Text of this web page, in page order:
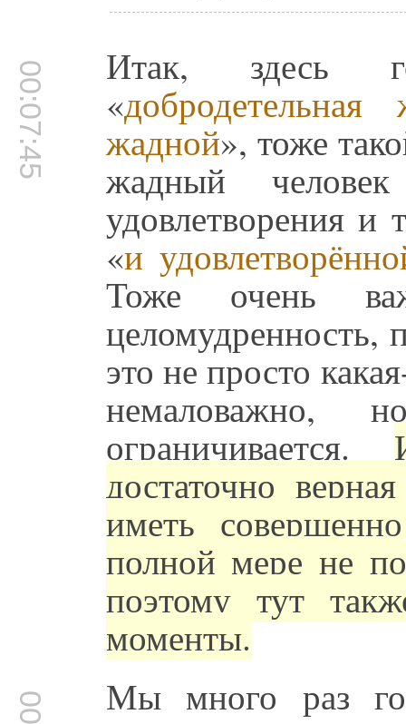
00:07:45 Итак, здесь
«
жадной», тоже
жадный
удовлетворения и
«и
Тоже очень
целомудренность,
это не просто
немаловажно,
ограничивается.
достаточно
иметь
полной мере не
поэтому тут
моменты.
Мы много раз